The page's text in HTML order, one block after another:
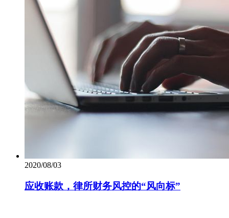
2020/08/03
应收账款，律所财务风控的“风向标”